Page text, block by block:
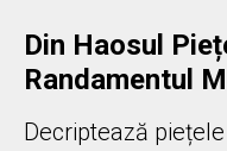
Din Haosul
Randamentul
Decriptează